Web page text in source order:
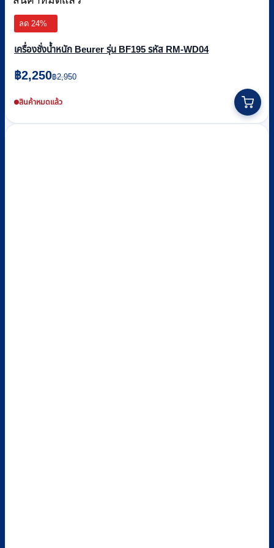
ลด 24%
เครื่องชั่งน้ำหนัก Beurer รุ่น BF195 รหัส RM-WD04
฿2,950
Original
price
was:
฿2,250
Current
price
is:สินค้าหมดแล้ว